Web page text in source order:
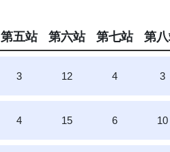
第五站 第六站 第七站 第
3 12 4 3
4 15 6 10